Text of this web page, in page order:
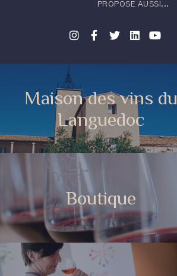
PROPOSE AUSSI...
Maison des vins du
Languedoc
Boutique